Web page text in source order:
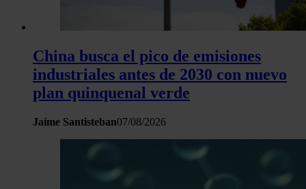
China busca el pico de emisiones
industriales antes de 2030 con nuevo
plan quinquenal verde
Jaime Santisteban07/08/2026